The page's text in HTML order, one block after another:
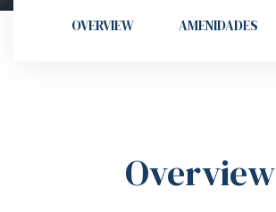
OVERVIEW AMENIDADES
Overview